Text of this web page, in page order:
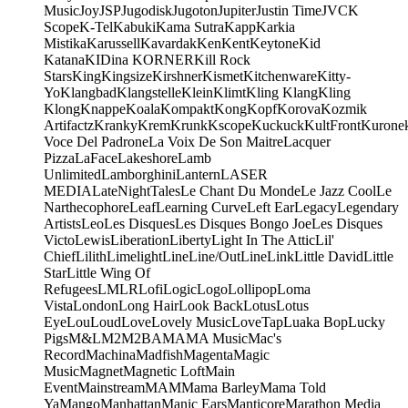
MusicJoyJSPJugodiskJugotonJupiterJustin TimeJVCK
ScopeK-TelKabukiKama SutraKappKarkia
MistikaKarussellKavardakKenKentKeytoneKid
KatanaKIDina KORNERKill Rock
StarsKingKingsizeKirshnerKismetKitchenwareKitty-
YoKlangbadKlangstelleKleinKlimtKling KlangKling
KlongKnappeKoalaKompaktKongKopfKorovaKozmik
ArtifactzKrankyKremKrunkKscopeKuckuckKultFront
Voce Del PadroneLa Voix De Son MaitreLacquer
PizzaLaFaceLakeshoreLamb
UnlimitedLamborghiniLanternLASER
MEDIALateNightTalesLe Chant Du MondeLe Jazz CoolLe
NarthecophoreLeafLearning CurveLeft EarLegacyLegendary
ArtistsLeoLes DisquesLes Disques Bongo JoeLes Disques
VictoLewisLiberationLibertyLight In The AtticLil'
ChiefLilithLimelightLineLine/OutLineLinkLittle DavidLittle
StarLittle Wing Of
RefugeesLMLRLofiLogicLogoLollipopLoma
VistaLondonLong HairLook BackLotusLotus
EyeLouLoudLoveLovely MusicLoveTapLuaka BopLucky
PigsM&LM2M2BAMAMA MusicMac's
RecordMachinaMadfishMagentaMagic
MusicMagnetMagnetic LoftMain
EventMainstreamMAMMama BarleyMama Told
YaMangoManhattanManic EarsManticoreMarathon Media